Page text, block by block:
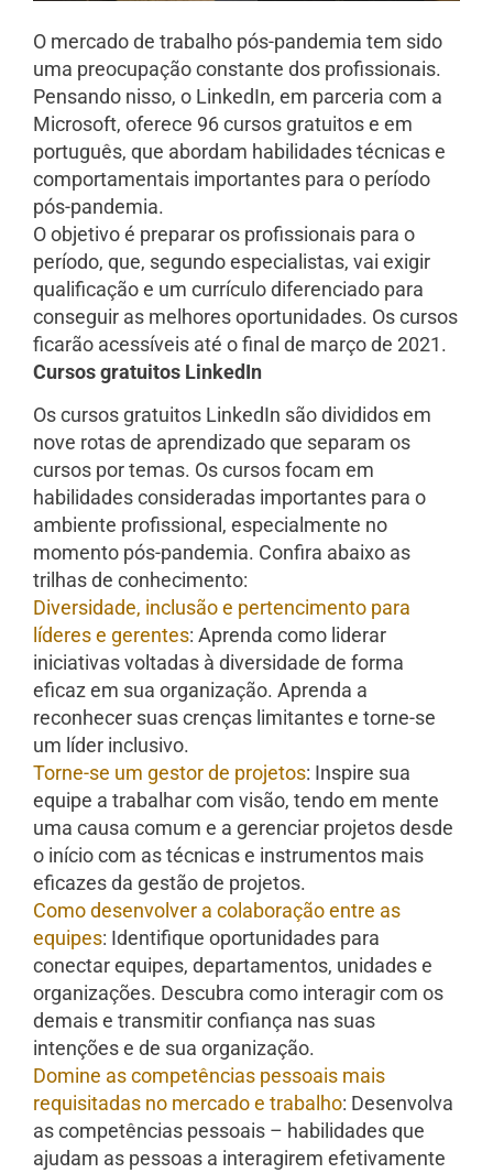
O mercado de trabalho pós-pandemia tem sido
uma preocupação constante dos profissionais.
Pensando nisso, o LinkedIn, em parceria com a
Microsoft, oferece 96 cursos gratuitos e em
português, que abordam habilidades técnicas e
comportamentais importantes para o período
pós-pandemia.
O objetivo é preparar os profissionais para o
período, que, segundo especialistas, vai exigir
qualificação e um currículo diferenciado para
conseguir as melhores oportunidades. Os cursos
ficarão acessíveis até o final de março de 2021.
Cursos gratuitos LinkedIn
Os cursos gratuitos LinkedIn são divididos em
nove rotas de aprendizado que separam os
cursos por temas. Os cursos focam em
habilidades consideradas importantes para o
ambiente profissional, especialmente no
momento pós-pandemia. Confira abaixo as
trilhas de conhecimento:
Diversidade, inclusão e pertencimento para
líderes e gerentes: Aprenda como liderar
iniciativas voltadas à diversidade de forma
eficaz em sua organização. Aprenda a
reconhecer suas crenças limitantes e torne-se
um líder inclusivo.
Torne-se um gestor de projetos: Inspire sua
equipe a trabalhar com visão, tendo em mente
uma causa comum e a gerenciar projetos desde
o início com as técnicas e instrumentos mais
eficazes da gestão de projetos.
Como desenvolver a colaboração entre as
equipes: Identifique oportunidades para
conectar equipes, departamentos, unidades e
organizações. Descubra como interagir com os
demais e transmitir confiança nas suas
intenções e de sua organização.
Domine as competências pessoais mais
requisitadas no mercado e trabalho: Desenvolva
as competências pessoais – habilidades que
ajudam as pessoas a interagirem efetivamente